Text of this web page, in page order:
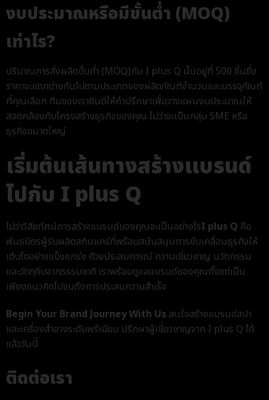
งบประมาณหรือมีขั้นต่ำ (MOQ)
เท่าไร?
ปริมาณการสั่งผลิตขั้นต่ำ (MOQ)กับ I plus Q นั้นอยู่ที่ 500 ชิ้นซึ่ง
ราคาจะแตกต่างกันไปตามประเภทของผลิตภัณฑ์จำนวนและบรรจุภัณฑ์
ที่คุณเลือก ทีมของเรายินดีให้คำปรึกษาเพื่อวางแผนงบประมาณให้
สอดคล้องกับโครงสร้างธุรกิจของคุณ ไม่ว่าจะเป็นกลุ่ม SME หรือ
ธุรกิจขนาดใหญ่
เริ่มต้นเส้นทางสร้างแบรนด์
ไปกับ I plus Q
ไม่ว่าวิสัยทัศน์การสร้างแบรนด์ของคุณจะเป็นอย่างไรI plus Q คือ
พันธมิตรผู้รับผลิตสกินแคร์ที่พร้อมสนับสนุนการขับเคลื่อนธุรกิจให้
เติบโตอย่างแข็งแกร่ง ด้วยประสบการณ์ ความเชี่ยวชาญ นวัตกรรม
และวัตถุดิบจากธรรมชาติ เราพร้อมดูแลแบรนด์ของคุณตั้งแต่เป็น
เพียงแนวคิดไปจนถึงการประสบความสำเร็จ
Begin Your Brand Journey With Us สนใจสร้างแบรนด์สปา
และเครื่องสำอางระดับพรีเมียม ปรึกษาผู้เชี่ยวชาญจาก I plus Q ได้
แล้ววันนี้
ติดต่อเรา